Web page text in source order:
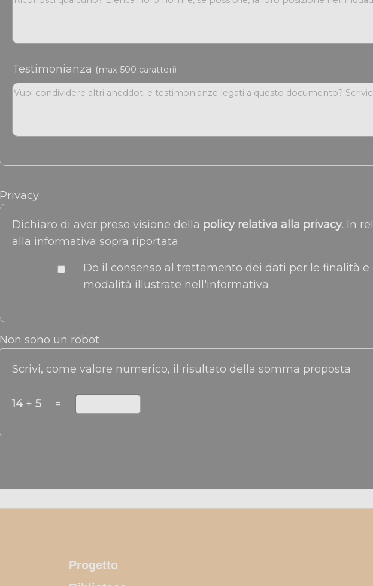
Testimonianza (max 500 caratteri)
Privacy
Dichiaro di aver preso visione della policy relativa alla privacy. In relazione
alla informativa sopra riportata
Do il consenso al trattamento dei dati per le finalità e
modalità illustrate nell'informativa
Non sono un robot
Scrivi, come valore numerico, il risultato della somma proposta
14+5 =
Progetto